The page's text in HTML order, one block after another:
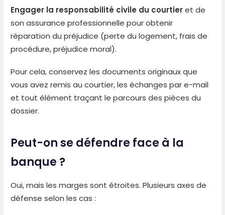
Engager la responsabilité civile du courtieret de
son assurance professionnelle pour obtenir
réparation du préjudice (perte du logement, frais de
procédure, préjudice moral).
Pour cela, conservez les documents originaux que
vous avez remis au courtier, les échanges par e-mail
et tout élément traçant le parcours des pièces du
dossier.
Peut-on se défendre face à la
banque ?
Oui, mais les marges sont étroites. Plusieurs axes de
défense selon les cas :